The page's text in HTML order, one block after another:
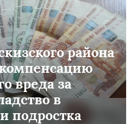
района
вреда за
в
подростка